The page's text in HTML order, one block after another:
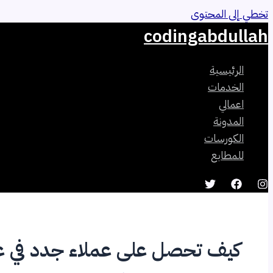
تخطي إلى المحتوى
codingabdullah
الرئيسية
الخدمات
اعمالي
المدونة
الكورسات
للمطابع
كيف تحصل على عملاء جدد في